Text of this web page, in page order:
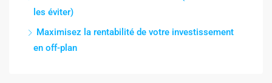
les éviter)
Maximisez la rentabilité de votre investissement
en off-plan